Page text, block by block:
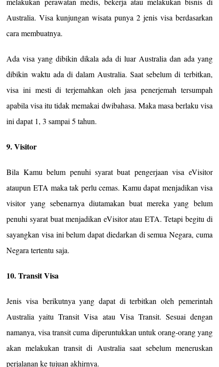
Australia. Visa kunjungan wisata punya 2 jenis visa berdasarkan
cara membuatnya.
Ada visa yang dibikin dikala ada di luar Australia dan ada yang
dibikin waktu ada di dalam Australia. Saat sebelum di terbitkan,
visa ini mesti di terjemahkan oleh jasa penerjemah tersumpah
apabila visa itu tidak memakai dwibahasa. Maka masa berlaku visa
ini dapat 1, 3 sampai 5 tahun.
9. Visitor
Bila Kamu belum penuhi syarat buat pengerjaan visa eVisitor
ataupun ETA maka tak perlu cemas. Kamu dapat menjadikan visa
visitor yang sebenarnya diutamakan buat mereka yang belum
penuhi syarat buat menjadikan eVisitor atau ETA. Tetapi begitu di
sayangkan visa ini belum dapat diedarkan di semua Negara, cuma
Negara tertentu saja.
10. Transit Visa
Jenis visa berikutnya yang dapat di terbitkan oleh pemerintah
Australia yaitu Transit Visa atau Visa Transit. Sesuai dengan
namanya, visa transit cuma diperuntukkan untuk orang-orang yang
akan melakukan transit di Australia saat sebelum meneruskan
perjalanan ke tujuan akhirnya.